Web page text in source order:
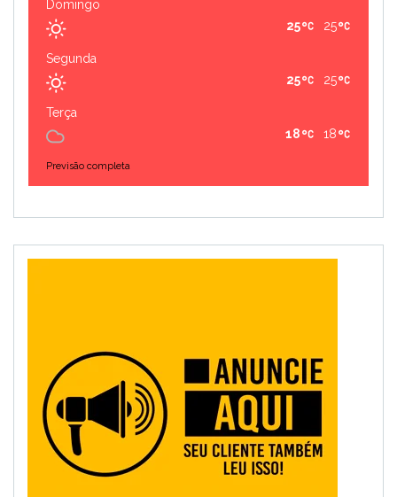
Domingo
25
25
Segunda
25
25
Terça
18
18
Previsão completa